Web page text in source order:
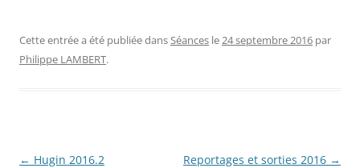
Cette entrée a été publiée dansSéances le24 septembre 2016 par
Philippe LAMBERT.
Navigation
← Hugin 2016.2 Reportages et sorties 2016 →